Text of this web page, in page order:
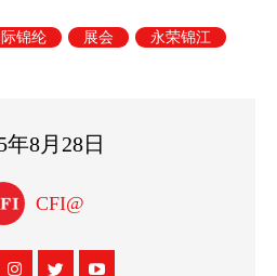
际锦纶 展会 永荣锦江
年8月28日
CFI@